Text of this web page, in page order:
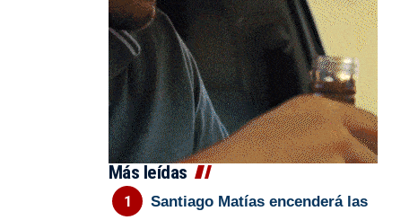
Más leídas
Santiago Matías encenderá las